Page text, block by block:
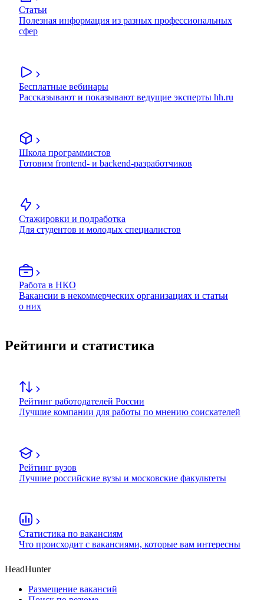
Статьи
Полезная информация из разных профессиональных
сфер
Бесплатные вебинары
Рассказывают и показывают ведущие эксперты hh.ru
Школа программистов
Готовим frontend- и backend-разработчиков
Стажировки и подработка
Для студентов и молодых специалистов
Работа в НКО
Вакансии в некоммерческих организациях и статьи
о них
Рейтинги и статистика
Рейтинг работодателей России
Лучшие компании для работы по мнению соискателей
Рейтинг вузов
Лучшие российские вузы и московские факультеты
Статистика по вакансиям
Что происходит с вакансиями, которые вам интересны
HeadHunter
Размещение вакансий